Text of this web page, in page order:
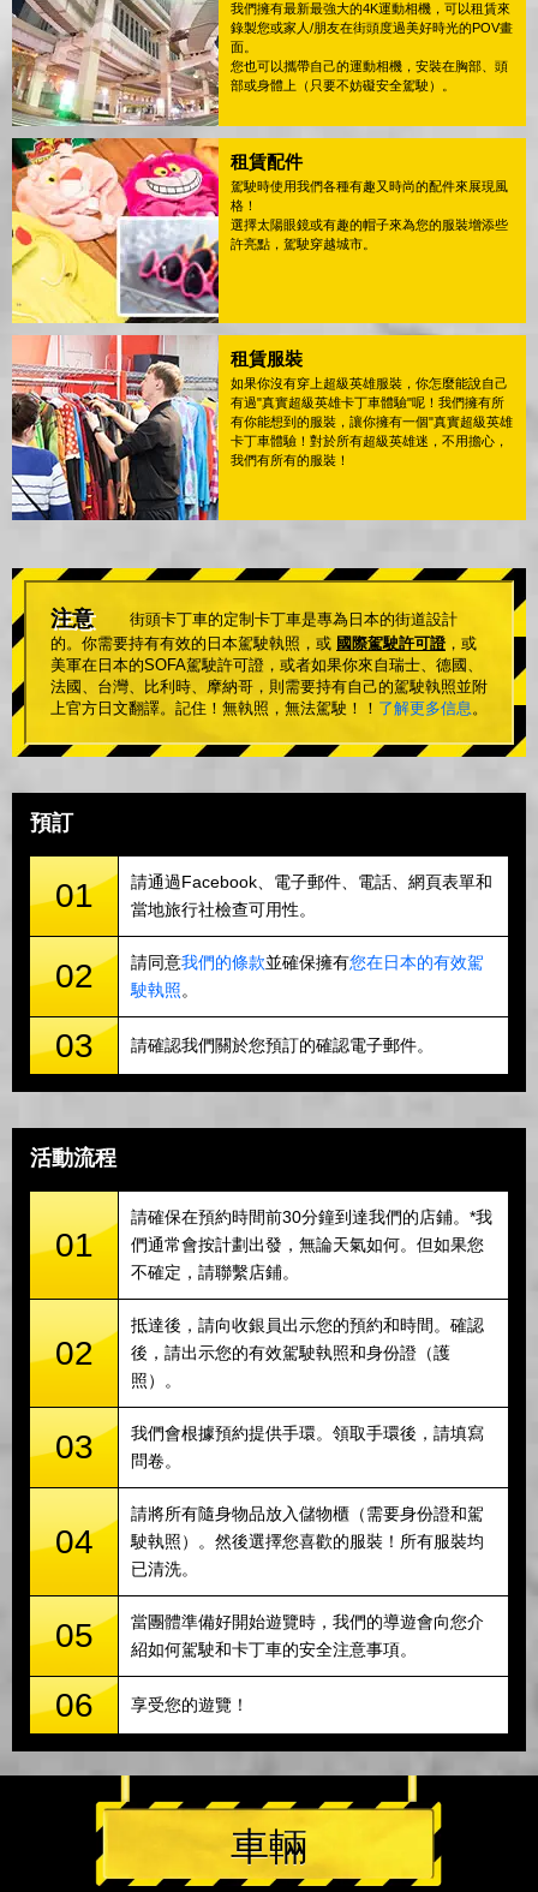
我們擁有最新最強大的4K運動相機，可以租賃來
錄製您或家人/朋友在街頭度過美好時光的POV畫
面。
您也可以攜帶自己的運動相機，安裝在胸部、頭
部或身體上（只要不妨礙安全駕駛）。
租賃配件
駕駛時使用我們各種有趣又時尚的配件來展現風
格！
選擇太陽眼鏡或有趣的帽子來為您的服裝增添些
許亮點，駕駛穿越城市。
租賃服裝
如果你沒有穿上超級英雄服裝，你怎麼能說自己
有過"真實超級英雄卡丁車體驗"呢！我們擁有所
有你能想到的服裝，讓你擁有一個"真實超級英雄
卡丁車體驗！對於所有超級英雄迷，不用擔心，
我們有所有的服裝！
注意
街頭卡丁車的定制卡丁車是專為日本的街道設計
的。你需要持有有效的日本駕駛執照，或 國際駕駛許可證，或
美軍在日本的SOFA駕駛許可證，或者如果你來自瑞士、德國、
法國、台灣、比利時、摩納哥，則需要持有自己的駕駛執照並附
上官方日文翻譯。記住！無執照，無法駕駛！！ 了解更多信息。
預訂
01
請通過Facebook、電子郵件、電話、網頁表單和
當地旅行社檢查可用性。
02 請同意我們的條款並確保擁有您在日本的有效駕
駛執照。
03 請確認我們關於您預訂的確認電子郵件。
活動流程
01
請確保在預約時間前30分鐘到達我們的店鋪。*我
們通常會按計劃出發，無論天氣如何。但如果您
不確定，請聯繫店鋪。
02
抵達後，請向收銀員出示您的預約和時間。確認
後，請出示您的有效駕駛執照和身份證（護
照）。
03
我們會根據預約提供手環。領取手環後，請填寫
問卷。
04
請將所有隨身物品放入儲物櫃（需要身份證和駕
駛執照）。然後選擇您喜歡的服裝！所有服裝均
已清洗。
05
當團體準備好開始遊覽時，我們的導遊會向您介
紹如何駕駛和卡丁車的安全注意事項。
06 享受您的遊覽！
車輛